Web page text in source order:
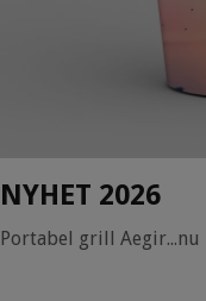
NYHET 2026
Portabel grill Aegir...nu